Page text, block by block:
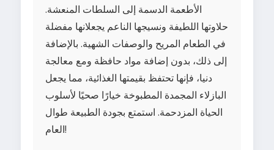
الأطعمة الدسمة إلى السلطات المنعشة.
حلاوتها اللطيفة ونسيجها الناعم يجعلانها مفضلة
في الطعام المريح والوصفات الشهية. بالإضافة
إلى ذلك، بدون إضافة مواد حافظة ومع معالجة
دنيا، فإنها تحتفظ بقيمتها الغذائية، مما يجعل
البازلاء المجمدة المطبوخة خيارًا صحيًا لأسلوب
الحياة المزدحمة. استمتع بجودة الطبيعة طوال
العام!